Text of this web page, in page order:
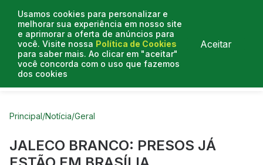
Usamos cookies para personalizar e
melhorar sua experiência em nosso site
e aprimorar a oferta de anúncios para
você. Visite nossa Política de Cookies
para saber mais. Ao clicar em "aceitar"
você concorda com o uso que fazemos
dos cookies
Aceitar
Curtas do Poder
Principal/Notícia/Geral
JALECO BRANCO: PRESOS JÁ